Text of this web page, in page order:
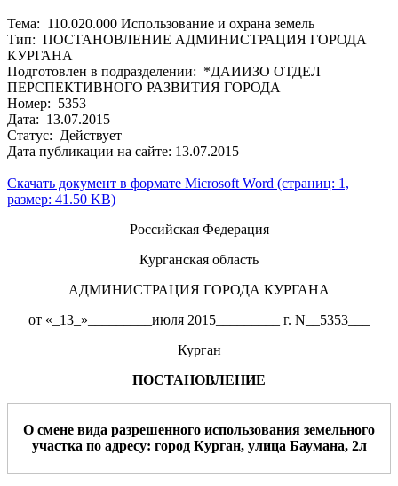
Тема: 110.020.000 Использование и охрана земель
Тип: ПОСТАНОВЛЕНИЕ АДМИНИСТРАЦИЯ ГОРОДА
КУРГАНА
Подготовлен в подразделении: *ДАИИЗО ОТДЕЛ
ПЕРСПЕКТИВНОГО РАЗВИТИЯ ГОРОДА
Номер: 5353
Дата: 13.07.2015
Статус: Действует
Дата публикации на сайте: 13.07.2015
Скачать документ в формате Microsoft Word (страниц: 1,
размер: 41.50 KB)
Российская Федерация
Курганская область
АДМИНИСТРАЦИЯ ГОРОДА КУРГАНА
от «_13_»_________июля 2015_________ г. N__5353___
Курган
ПОСТАНОВЛЕНИЕ
О смене вида разрешенного использования земельного
участка по адресу: городКурган, улица Баумана, 2л